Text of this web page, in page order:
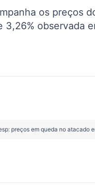
os preços
3,26% observada
preços em queda no atacado